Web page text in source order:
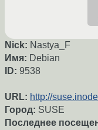
Nick: Nastya_F
Имя: Debian
ID: 9538
URL: http://
Город: SUSE
Последнее